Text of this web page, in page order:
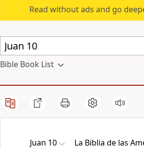
Read without ads and go
Bible Book List
Juan 10 La Biblia de las